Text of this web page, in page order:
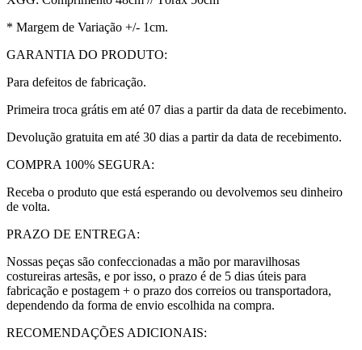
* Margem de Variação +/- 1cm.
GARANTIA DO PRODUTO:
Para defeitos de fabricação.
Primeira troca grátis em até 07 dias a partir da data de recebimento.
Devolução gratuita em até 30 dias a partir da data de recebimento.
COMPRA 100% SEGURA:
Receba o produto que está esperando ou devolvemos seu dinheiro
de volta.
PRAZO DE ENTREGA:
Nossas peças são confeccionadas a mão por maravilhosas
costureiras artesãs, e por isso, o prazo é de 5 dias úteis para
fabricação e postagem + o prazo dos correios ou transportadora,
dependendo da forma de envio escolhida na compra.
RECOMENDAÇÕES ADICIONAIS: